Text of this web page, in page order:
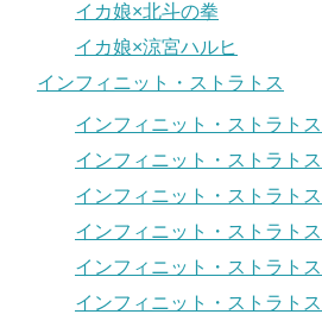
イカ娘×北斗の拳
イカ娘×涼宮ハルヒ
インフィニット・ストラトス
インフィニット・ストラト
インフィニット・ストラト
インフィニット・ストラト
インフィニット・ストラト
インフィニット・ストラト
インフィニット・ストラト